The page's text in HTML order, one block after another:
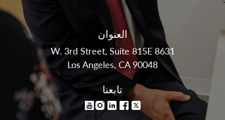
العنوان
8631 W. 3rd Street, Suite 815E
Los Angeles, CA 90048
تابعنا